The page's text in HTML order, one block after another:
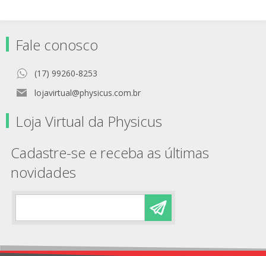
Fale conosco
(17) 99260-8253
lojavirtual@physicus.com.br
Loja Virtual da Physicus
Cadastre-se e receba as últimas
novidades